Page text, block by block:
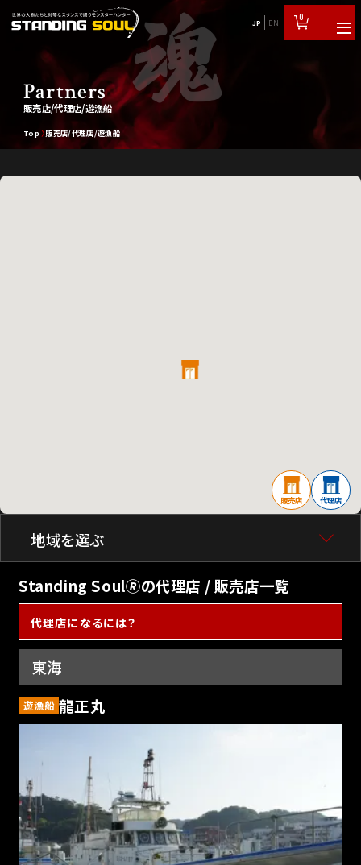
JP EN 0
Partners
販売店/代理店/遊漁船
Top 販売店/代理店/遊漁船
販売店 代理店
地域を選ぶ
Standing Soul🄬の代理店 / 販売店一覧
代理店になるには？
東海
遊漁船 龍正丸